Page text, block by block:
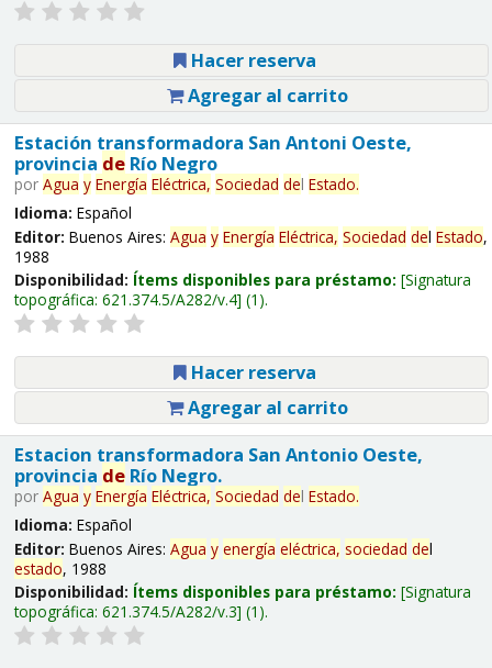
Hacer reserva
Agregar al carrito
Estación transformadora San Antoni Oeste,
provincia deRío Negro
por Agua y Energía Eléctrica, Sociedad del Estado.
Idioma: Español
Editor: Buenos Aires: Agua y Energía Eléctrica, Sociedad del Estado,
1988
Disponibilidad: Ítems disponibles para préstamo: Signatura
topográfica: 621.374.5/A282/v.4 (1).
Hacer reserva
Agregar al carrito
Estacion transformadora San Antonio Oeste,
provincia deRío Negro.
por Agua y Energía Eléctrica, Sociedad del Estado.
Idioma: Español
Editor: Buenos Aires: Agua y energía eléctrica, sociedad del
estado, 1988
Disponibilidad: Ítems disponibles para préstamo: Signatura
topográfica: 621.374.5/A282/v.3 (1).